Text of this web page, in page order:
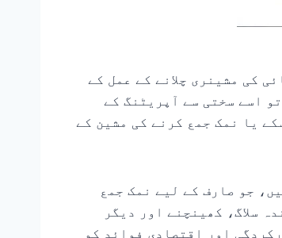
کی مشینری چلانے کے عمل کے
اسے سختی سے آپریٹنگ کے
یا نمک جمع کرنے کی مشین کے
جو صارف کے لیے نمک جمع
سلاگ، کھینچنے اور دیگر
اور اقتصادی فوائد کو